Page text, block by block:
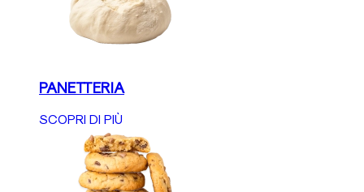
PANETTERIA
SCOPRI DI PIÙ